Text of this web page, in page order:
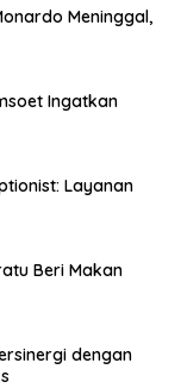
Meninggal,
Ingatkan
Layanan
Beri Makan
dengan